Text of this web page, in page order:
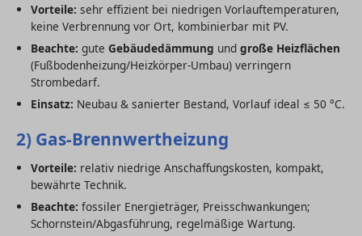
Vorteile: sehr effizient bei niedrigen Vorlauftemperaturen,
keine Verbrennung vor Ort, kombinierbar mit PV.
Beachte: gute Gebäudedämmung und große Heizflächen
(Fußbodenheizung/Heizkörper-Umbau) verringern
Strombedarf.
Einsatz: Neubau & sanierter Bestand, Vorlauf ideal ≤ 50 °C.
2) Gas-Brennwertheizung
Vorteile: relativ niedrige Anschaffungskosten, kompakt,
bewährte Technik.
Beachte: fossiler Energieträger, Preisschwankungen;
Schornstein/Abgasführung, regelmäßige Wartung.